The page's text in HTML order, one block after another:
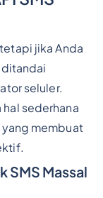
jika Anda
seluler.
sederhana
membuat
SMS Massal